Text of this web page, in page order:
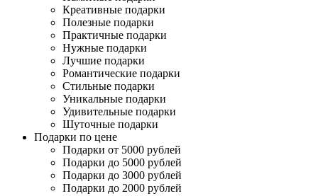
Креативные подарки
Полезные подарки
Практичные подарки
Нужные подарки
Лучшие подарки
Романтические подарки
Стильные подарки
Уникальные подарки
Удивительные подарки
Шуточные подарки
Подарки по цене
Подарки от 5000 рублей
Подарки до 5000 рублей
Подарки до 3000 рублей
Подарки до 2000 рублей